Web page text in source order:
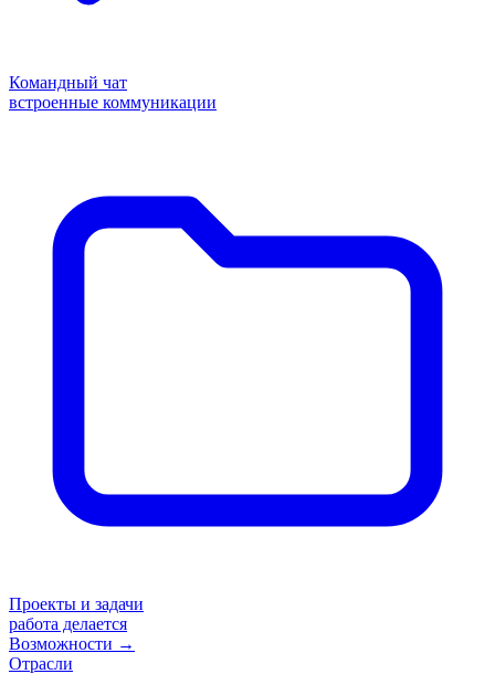
Командный чат
встроенные коммуникации
Проекты и задачи
работа делается
Возможности →
Отрасли